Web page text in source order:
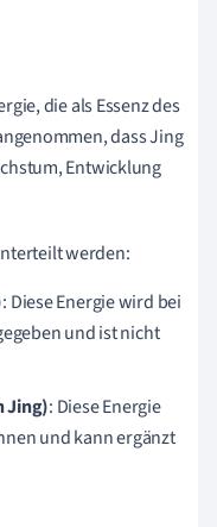
die als Essenz des
dass Jing
Entwicklung
werden:
: Diese Energie wird bei
und ist nicht
Jing): Diese Energie
und kann ergänzt